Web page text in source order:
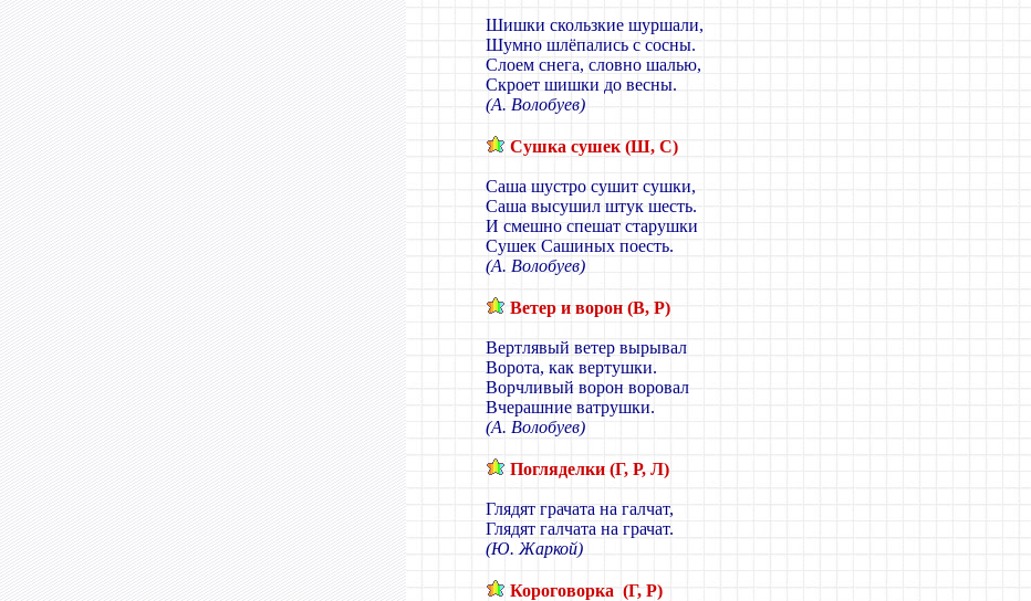
Шишки скользкие шуршали,
Шумно шлёпались с сосны.
Слоем снега, словно шалью,
Скроет шишки до весны.
(А. Волобуев)
Сушка сушек (Ш, С)
Саша шустро сушит сушки,
Саша высушил штук шесть.
И смешно спешат старушки
Сушек Сашиных поесть.
(А. Волобуев)
Ветер и ворон (В, Р)
Вертлявый ветер вырывал
Ворота, как вертушки.
Ворчливый ворон воровал
Вчерашние ватрушки.
(А. Волобуев)
Погляделки (Г, Р, Л)
Глядят грачата на галчат,
Глядят галчата на грачат.
(Ю. Жаркой)
Короговорка (Г, Р)